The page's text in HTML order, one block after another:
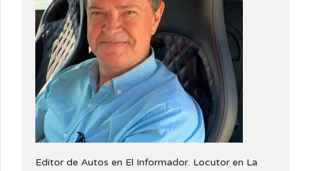
Editor de Autos en El Informador. Locutor en La